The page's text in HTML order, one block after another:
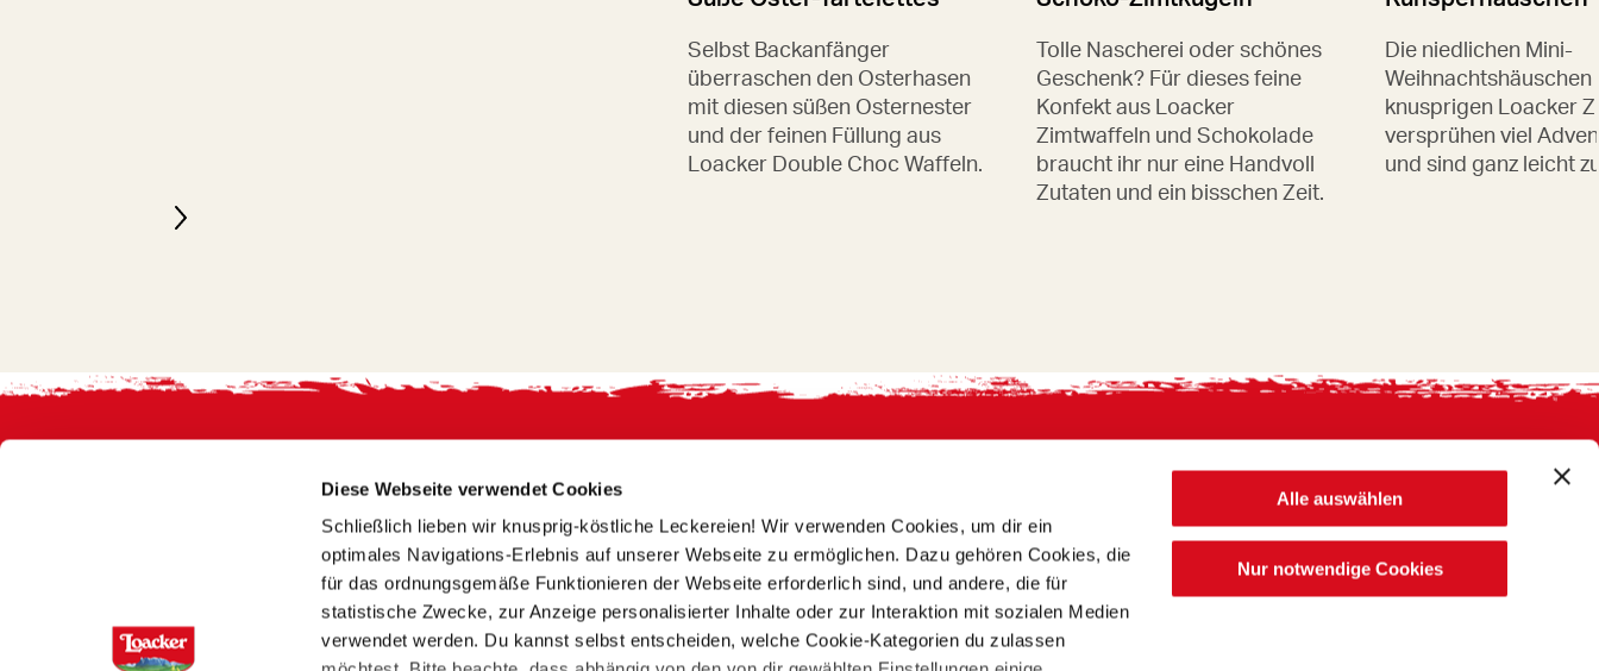
Diese Webseite verwendet Cookies
Schließlich lieben wir knusprig-köstliche Leckereien! Wir verwenden Cookies, um dir ein
optimales Navigations-Erlebnis auf unserer Webseite zu ermöglichen. Dazu gehören Cookies, die
für das ordnungsgemäße Funktionieren der Webseite erforderlich sind, und andere, die für
statistische Zwecke, zur Anzeige personalisierter Inhalte oder zur Interaktion mit sozialen Medien
verwendet werden. Du kannst selbst entscheiden, welche Cookie-Kategorien du zulassen
Alle auswählen
Nur notwendige Cookies
Selbst Backanfänger
überraschen den Osterhasen
mit diesen süßen Osternester
und der feinen Füllung aus
Loacker Double Choc Waffeln.
Tolle Nascherei oder schönes
Geschenk? Für dieses feine
Konfekt aus Loacker
Zimtwaffeln und Schokolade
braucht ihr nur eine Handvoll
Zutaten und ein bisschen Zeit.
Die niedlichen Mini-
Weihnachtshäuschen
knusprigen Loacker
versprühen viel
und sind ganz leicht
Footer